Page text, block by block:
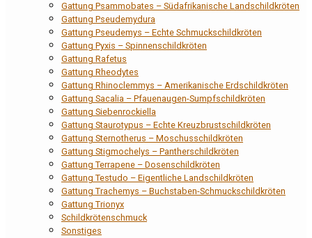
Gattung Psammobates – Südafrikanische Landschildkröten
Gattung Pseudemydura
Gattung Pseudemys – Echte Schmuckschildkröten
Gattung Pyxis – Spinnenschildkröten
Gattung Rafetus
Gattung Rheodytes
Gattung Rhinoclemmys – Amerikanische Erdschildkröten
Gattung Sacalia – Pfauenaugen-Sumpfschildkröten
Gattung Siebenrockiella
Gattung Staurotypus – Echte Kreuzbrustschildkröten
Gattung Sternotherus – Moschusschildkröten
Gattung Stigmochelys – Pantherschildkröten
Gattung Terrapene – Dosenschildkröten
Gattung Testudo – Eigentliche Landschildkröten
Gattung Trachemys – Buchstaben-Schmuckschildkröten
Gattung Trionyx
Schildkrötenschmuck
Sonstiges